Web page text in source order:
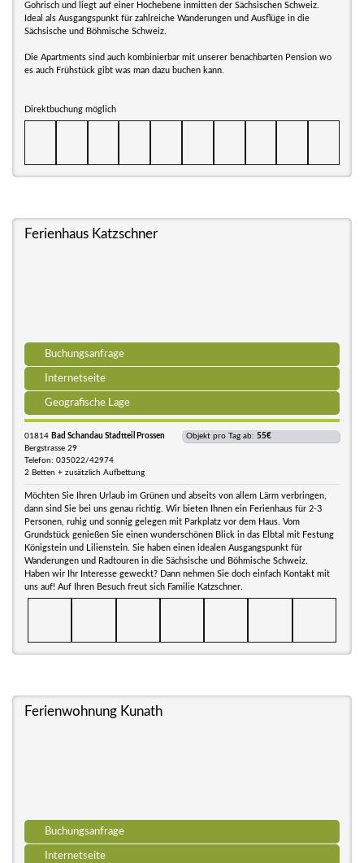
Gohrisch und liegt auf einer Hochebene inmitten der Sächsischen Schweiz.
Ideal als Ausgangspunkt für zahlreiche Wanderungen und Ausflüge in die
Sächsische und Böhmische Schweiz.
Die Apartments sind auch kombinierbar mit unserer benachbarten Pension wo
es auch Frühstück gibt was man dazu buchen kann.
Direktbuchung möglich
Ferienhaus Katzschner
Buchungsanfrage
Internetseite
Geografische Lage
01814 Bad Schandau Stadtteil Prossen
Bergstrasse 29
Telefon: 035022/42974
2 Betten + zusätzlich Aufbettung
Objekt pro Tag ab: 55€
Möchten Sie Ihren Urlaub im Grünen und abseits von allem Lärm verbringen,
dann sind Sie bei uns genau richtig. Wir bieten Ihnen ein Ferienhaus für 2-3
Personen, ruhig und sonnig gelegen mit Parkplatz vor dem Haus. Vom
Grundstück genießen Sie einen wunderschönen Blick in das Elbtal mit Festung
Königstein und Lilienstein. Sie haben einen idealen Ausgangspunkt für
Wanderungen und Radtouren in die Sächsische und Böhmische Schweiz.
Haben wir Ihr Interesse geweckt? Dann nehmen Sie doch einfach Kontakt mit
uns auf! Auf Ihren Besuch freut sich Familie Katzschner.
Ferienwohnung Kunath
Buchungsanfrage
Internetseite